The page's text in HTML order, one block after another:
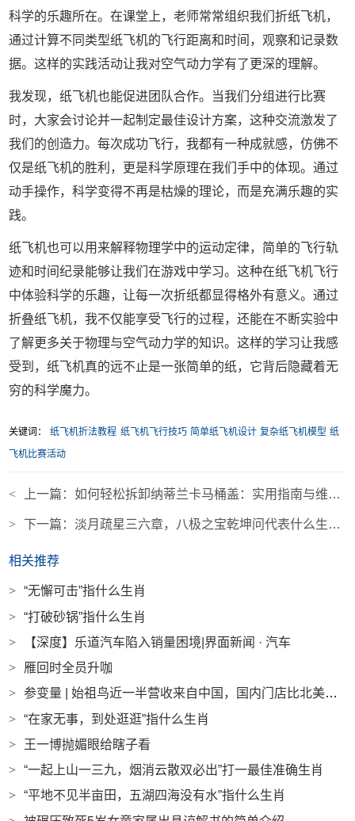
科学的乐趣所在。在课堂上，老师常常组织我们折纸飞机，
通过计算不同类型纸飞机的飞行距离和时间，观察和记录数
据。这样的实践活动让我对空气动力学有了更深的理解。
我发现，纸飞机也能促进团队合作。当我们分组进行比赛
时，大家会讨论并一起制定最佳设计方案，这种交流激发了
我们的创造力。每次成功飞行，我都有一种成就感，仿佛不
仅是纸飞机的胜利，更是科学原理在我们手中的体现。通过
动手操作，科学变得不再是枯燥的理论，而是充满乐趣的实
践。
纸飞机也可以用来解释物理学中的运动定律，简单的飞行轨
迹和时间纪录能够让我们在游戏中学习。这种在纸飞机飞行
中体验科学的乐趣，让每一次折纸都显得格外有意义。通过
折叠纸飞机，我不仅能享受飞行的过程，还能在不断实验中
了解更多关于物理与空气动力学的知识。这样的学习让我感
受到，纸飞机真的远不止是一张简单的纸，它背后隐藏着无
穷的科学魔力。
关键词： 纸飞机折法教程 纸飞机飞行技巧 简单纸飞机设计 复杂纸飞机模型 纸
飞机比赛活动
< 上一篇：如何轻松拆卸纳蒂兰卡马桶盖：实用指南与维护技巧
> 下一篇：淡月疏星三六章，八极之宝乾坤问代表什么生肖的简单介绍
相关推荐
>
“无懈可击”指什么生肖
>
“打破砂锅”指什么生肖
>
【深度】乐道汽车陷入销量困境|界面新闻 · 汽车
>
雁回时全员升咖
>
参变量 | 始祖鸟近一半营收来自中国，国内门店比北美更赚钱|界面新闻
>
“在家无事，到处逛逛”指什么生肖
>
王一博抛媚眼给瞎子看
>
“一起上山一三九，烟消云散双必出”打一最佳准确生肖
>
“平地不见半亩田，五湖四海没有水”指什么生肖